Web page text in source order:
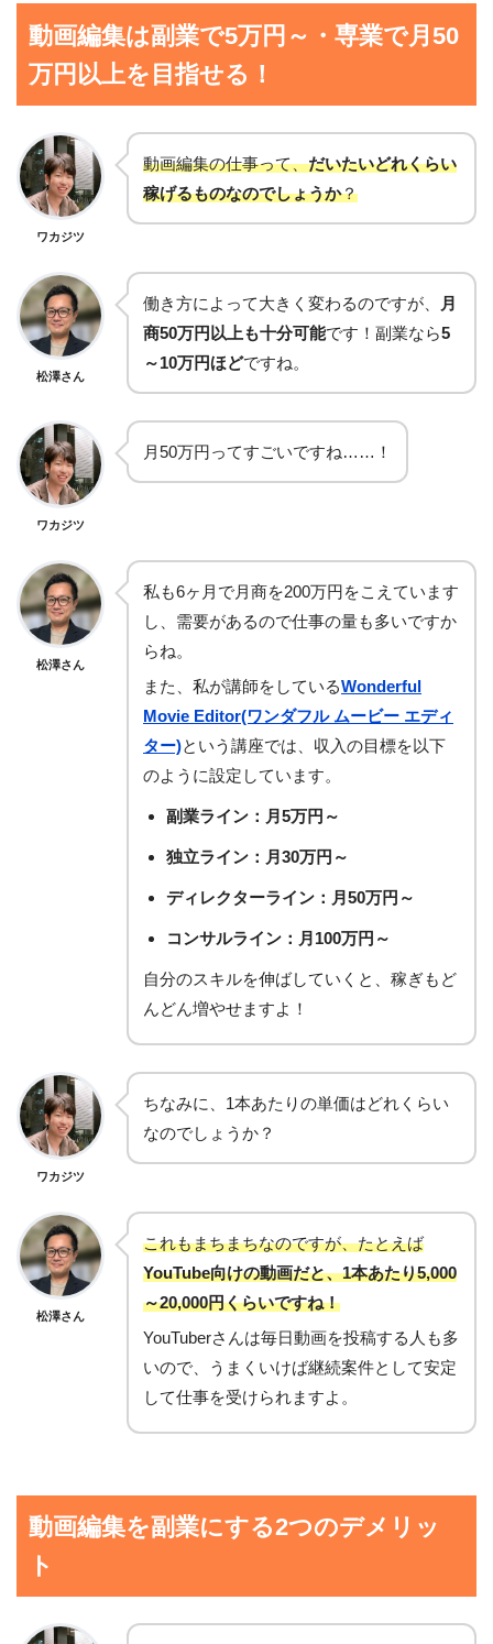
動画編集は副業で5万円～・専業で月50
万円以上を目指せる！
ワカジツ
動画編集の仕事って、だいたいどれくらい
稼げるものなのでしょうか？
松澤さん
働き方によって大きく変わるのですが、
月
商50万円以上も十分可能です！副業なら5
～10万円ほどですね。
ワカジツ
月50万円ってすごいですね……！
松澤さん
私も6ヶ月で月商を200万円をこえています
し、需要があるので仕事の量も多いですか
らね。
また、私が講師をしているWonderful
Movie Editor(ワンダフル ムービー エディ
ター)という講座では、収入の目標を以下
のように設定しています。
副業ライン：月5万円～
独立ライン：月30万円～
ディレクターライン：月50万円～
コンサルライン：月100万円～
自分のスキルを伸ばしていくと、稼ぎもど
んどん増やせますよ！
ワカジツ
ちなみに、1本あたりの単価はどれくらい
なのでしょうか？
松澤さん
これもまちまちなのですが、たとえば
YouTube向けの動画だと、1本あたり5,000
～20,000円くらいですね！
YouTuberさんは毎日動画を投稿する人も多
いので、うまくいけば継続案件として安定
して仕事を受けられますよ。
動画編集を副業にする2つのデメリッ
ト